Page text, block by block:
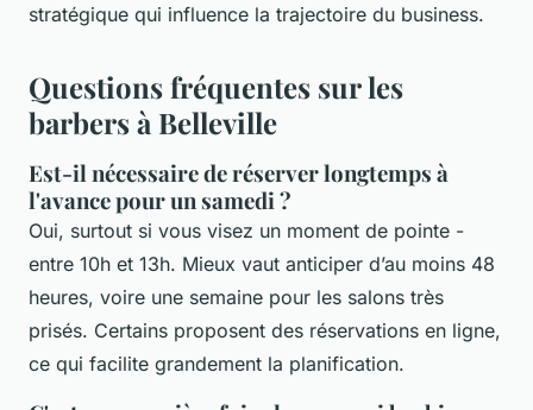
stratégique qui influence la trajectoire du business.
Questions fréquentes sur les
barbers à Belleville
Est-il nécessaire de réserver longtemps à
l'avance pour un samedi ?
Oui, surtout si vous visez un moment de pointe -
entre 10h et 13h. Mieux vaut anticiper d’au moins 48
heures, voire une semaine pour les salons très
prisés. Certains proposent des réservations en ligne,
ce qui facilite grandement la planification.